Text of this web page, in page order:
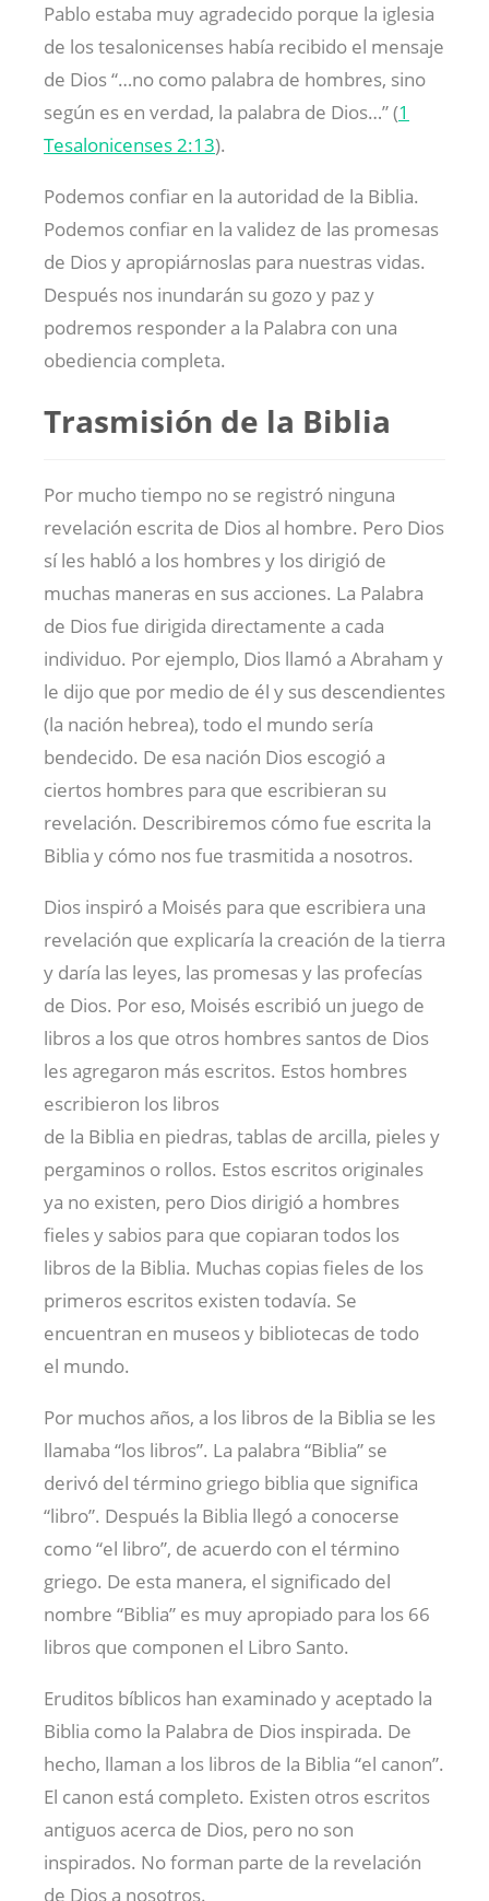
Pablo estaba muy agradecido porque la iglesia
de los tesalonicenses había recibido el mensaje
de Dios “…no como palabra de hombres, sino
según es en verdad, la palabra de Dios…” (1
Tesalonicenses 2:13).
Podemos confiar en la autoridad de la Biblia.
Podemos confiar en la validez de las promesas
de Dios y apropiárnoslas para nuestras vidas.
Después nos inundarán su gozo y paz y
podremos responder a la Palabra con una
obediencia completa.
Trasmisión de la Biblia
Por mucho tiempo no se registró ninguna
revelación escrita de Dios al hombre. Pero Dios
sí les habló a los hombres y los dirigió de
muchas maneras en sus acciones. La Palabra
de Dios fue dirigida directamente a cada
individuo. Por ejemplo, Dios llamó a Abraham y
le dijo que por medio de él y sus descendientes
(la nación hebrea), todo el mundo sería
bendecido. De esa nación Dios escogió a
ciertos hombres para que escribieran su
revelación. Describiremos cómo fue escrita la
Biblia y cómo nos fue trasmitida a nosotros.
Dios inspiró a Moisés para que escribiera una
revelación que explicaría la creación de la tierra
y daría las leyes, las promesas y las profecías
de Dios. Por eso, Moisés escribió un juego de
libros a los que otros hombres santos de Dios
les agregaron más escritos. Estos hombres
escribieron los libros
de la Biblia en piedras, tablas de arcilla, pieles y
pergaminos o rollos. Estos escritos originales
ya no existen, pero Dios dirigió a hombres
fieles y sabios para que copiaran todos los
libros de la Biblia. Muchas copias fieles de los
primeros escritos existen todavía. Se
encuentran en museos y bibliotecas de todo
el mundo.
Por muchos años, a los libros de la Biblia se les
llamaba “los libros”. La palabra “Biblia” se
derivó del término griego biblia que significa
“libro”. Después la Biblia llegó a conocerse
como “el libro”, de acuerdo con el término
griego. De esta manera, el significado del
nombre “Biblia” es muy apropiado para los 66
libros que componen el Libro Santo.
Eruditos bíblicos han examinado y aceptado la
Biblia como la Palabra de Dios inspirada. De
hecho, llaman a los libros de la Biblia “el canon”.
El canon está completo. Existen otros escritos
antiguos acerca de Dios, pero no son
inspirados. No forman parte de la revelación
de Dios a nosotros.